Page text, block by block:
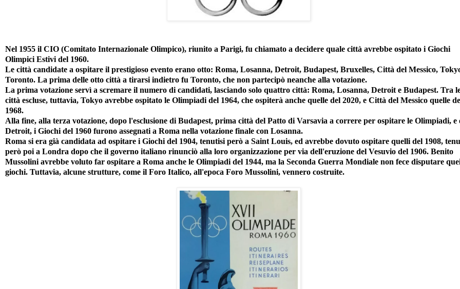
Nel 1955 il CIO (Comitato Internazionale Olimpico), riunito a Parigi, fu chiamato a decidere quale città avrebbe ospitato i Giochi
Olimpici Estivi del 1960.
Le città candidate a ospitare il prestigioso evento erano otto: Roma, Losanna, Detroit, Budapest, Bruxelles, Città del Messico,
Toronto. La prima delle otto città a tirarsi indietro fu Toronto, che non partecipò neanche alla votazione.
La prima votazione servì a scremare il numero di candidati, lasciando solo quattro città: Roma, Losanna, Detroit e Budapest. Tra
città escluse, tuttavia, Tokyo avrebbe ospitato le Olimpiadi del 1964, che ospiterà anche quelle del 2020, e Città del Messico quelle
1968.
Alla fine, alla terza votazione, dopo l'esclusione di Budapest, prima città del Patto di Varsavia a correre per ospitare le Olimpiadi, e
Detroit, i Giochi del 1960 furono assegnati a Roma nella votazione finale con Losanna.
Roma si era già candidata ad ospitare i Giochi del 1904, tenutisi però a Saint Louis, ed avrebbe dovuto ospitare quelli del 1908,
però poi a Londra dopo che il governo italiano rinunciò alla loro organizzazione per via dell'eruzione del Vesuvio del 1906. Benito
Mussolini avrebbe voluto far ospitare a Roma anche le Olimpiadi del 1944, ma la Seconda Guerra Mondiale non fece disputare
giochi. Tuttavia, alcune strutture, come il Foro Italico, all'epoca Foro Mussolini, vennero costruite.